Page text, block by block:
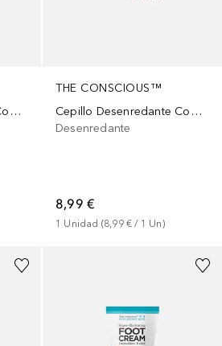
Cepillo Desenredante Compacto Biodegradable Mint Green
THE CONSCIOUS™
Cepillo Desenredante Compacto Biodegradable Ice Pink
Desenredante
8,99 €
1 Unidad (8,99 € / 1 Un)